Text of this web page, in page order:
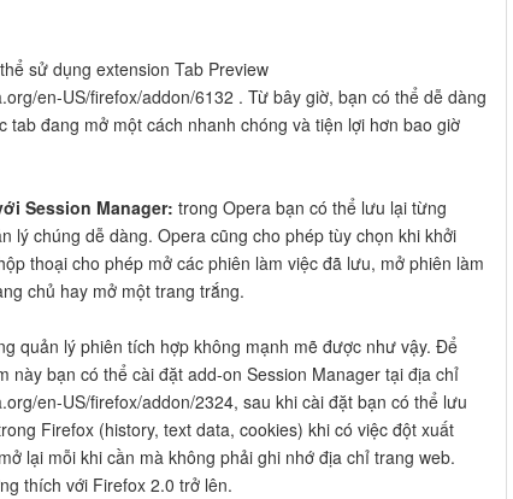
sử dụng extension Tab Preview
en-US/firefox/addon/6132 . Từ bây giờ, bạn có thể dễ dàng
tab đang mở một cách nhanh chóng và tiện lợi hơn bao giờ
Session Manager: trong Opera bạn có thể lưu lại từng
lý chúng dễ dàng. Opera cũng cho phép tùy chọn khi khởi
thoại cho phép mở các phiên làm việc đã lưu, mở phiên làm
chủ hay mở một trang trắng.
quản lý phiên tích hợp không mạnh mẽ được như vậy. Để
này bạn có thể cài đặt add-on Session Manager tại địa chỉ
en-US/firefox/addon/2324, sau khi cài đặt bạn có thể lưu
Firefox (history, text data, cookies) khi có việc đột xuất
lại mỗi khi cần mà không phải ghi nhớ địa chỉ trang web.
thích với Firefox 2.0 trở lên.